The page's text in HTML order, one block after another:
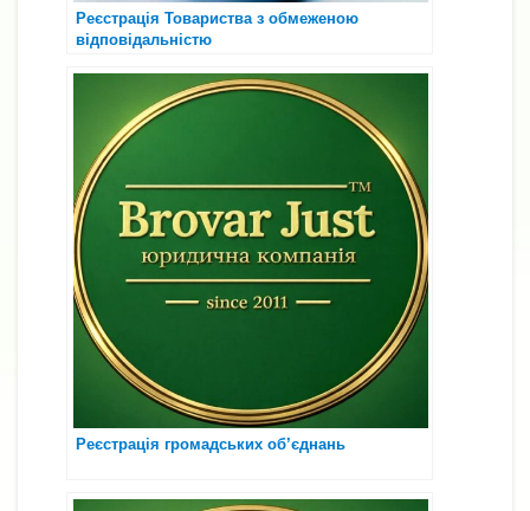
Реєстрація Товариства з обмеженою
відповідальністю
Реєстрація громадських об’єднань